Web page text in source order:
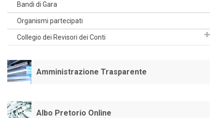
Bandi di Gara
Organismi partecipati
Collegio dei Revisori dei Conti
Amministrazione Trasparente
Albo Pretorio Online